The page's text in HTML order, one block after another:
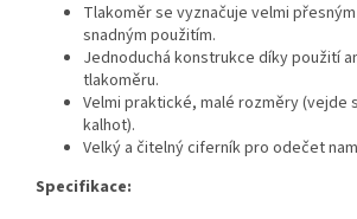
Tlakoměr se vyznačuje velmi
snadným použitím.
Jednoduchá konstrukce díky použití
tlakoměru.
Velmi praktické, malé rozměry (vejde
kalhot).
Velký a čitelný ciferník pro odečet
Specifikace: